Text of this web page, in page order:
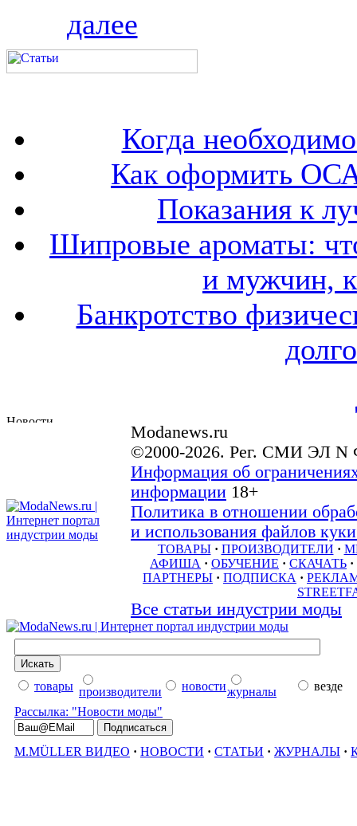
далее
Когда
Как оформить
Показания к
Шипровые ароматы:
и мужчин,
Банкротство
Modanews.ru
©2000-2026. Рег. СМИ ЭЛ N
Информация об
информации 18+
Политика в отношении
и использования файлов
ТОВАРЫ · ПРОИЗВОДИТЕЛИ ·
АФИША · ОБУЧЕНИЕ · СКАЧАТЬ ·
ПАРТНЕРЫ · ПОДПИСКА ·
Все статьи индустрии моды
товары производители новостижурналы
везде
Рассылка: "Новости моды"
M.MÜLLER ВИДЕО · НОВОСТИ · СТАТЬИ · ЖУРНАЛЫ ·